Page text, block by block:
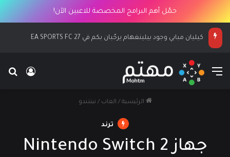
حمّل أهم البرامج المخصصة للاعبين الآن!
كيليان مبابي وجود بيلينغهام يرحّبان بكم في EA SPORTS FC 27
القائمة
الرئيسية / العاب / نينتندو
ترند
جهاز Nintendo Switch 2